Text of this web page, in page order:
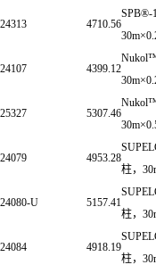
24313 4710.56
SPB®-
24107 4399.12
25327 5307.46
24079 4953.28
柱，
24080-U 5157.41
柱，
24084 4918.19
柱，